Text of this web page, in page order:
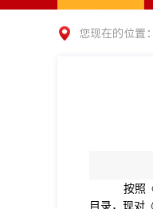
您现在的位置：
按照
目录， 现对